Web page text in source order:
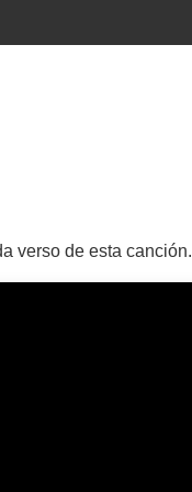
verso de esta canción.